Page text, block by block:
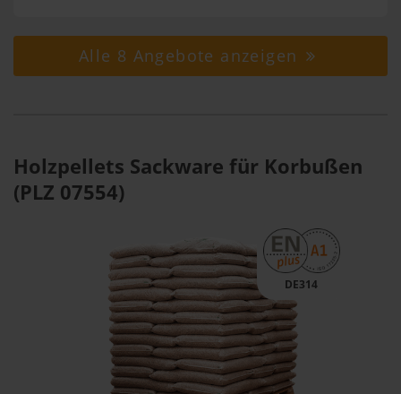
Alle 8 Angebote anzeigen
Holzpellets Sackware für Korbußen
(PLZ 07554)
DE314